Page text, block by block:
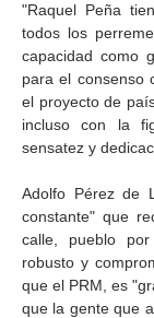
"Raquel Peña
todos los
capacidad como
para el consenso
el proyecto de
incluso con la
sensatez y
Adolfo Pérez de
constante" que
calle, pueblo
robusto y
que el PRM, es
que la gente que